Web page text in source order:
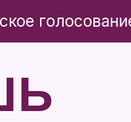
голосование